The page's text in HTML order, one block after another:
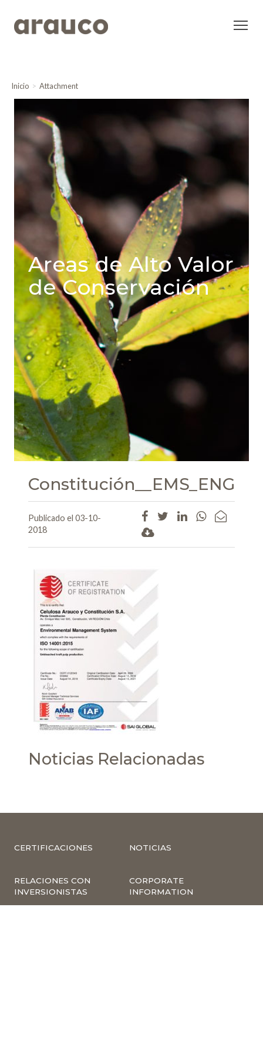
Inicio Attachment
Areas de Alto Valor
de Conservación
Constitución__EMS_ENG
Publicado el 03-10-
2018
Noticias Relacionadas
CERTIFICACIONES NOTICIAS
RELACIONES CON
INVERSIONISTAS
CORPORATE
INFORMATION